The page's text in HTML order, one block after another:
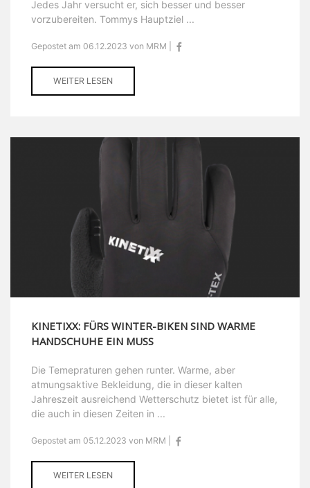
Jedes Jahr versucht er, sich besser und besser
vorzubereiten. Tommys Hauptziel ...
Gepostet am 06.12.2023 von MRM |
WEITER LESEN
KINETIXX: FÜRS WINTER-BIKEN SIND WARME
HANDSCHUHE EIN MUSS
Die Temepraturen gehen runter. Warme, aber
atmungsaktive Bekleidung, die in dieser kalten
Jahreszeit ausreichend Wetterschutz bietet ist für alle,
die auch in diesen Zeiten in ...
Gepostet am 05.12.2023 von MRM |
WEITER LESEN